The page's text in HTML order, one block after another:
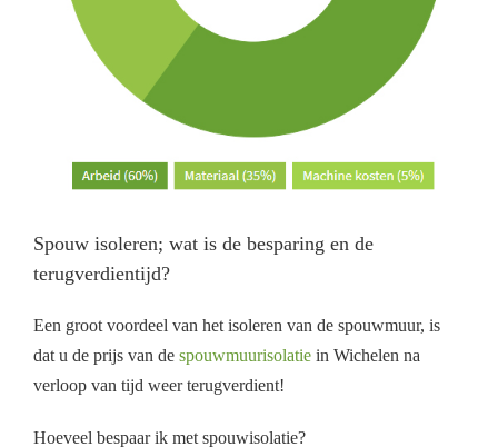
Spouw isoleren; wat is de besparing en de
terugverdientijd?
Een groot voordeel van het isoleren van de spouwmuur, is
dat u de prijs van de spouwmuurisolatie in Wichelen na
verloop van tijd weer terugverdient!
Hoeveel bespaar ik met spouwisolatie?